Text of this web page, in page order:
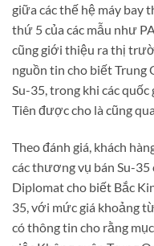
giữa các thế hệ máy bay
thứ 5 của các mẫu như
cũng giới thiệu ra thị
nguồn tin cho biết Trung
Su-35, trong khi các
Tiên được cho là cũng
Theo đánh giá, khách
các thương vụ bán Su-35
Diplomat cho biết Bắc
35, với mức giá khoảng
có thông tin cho rằng